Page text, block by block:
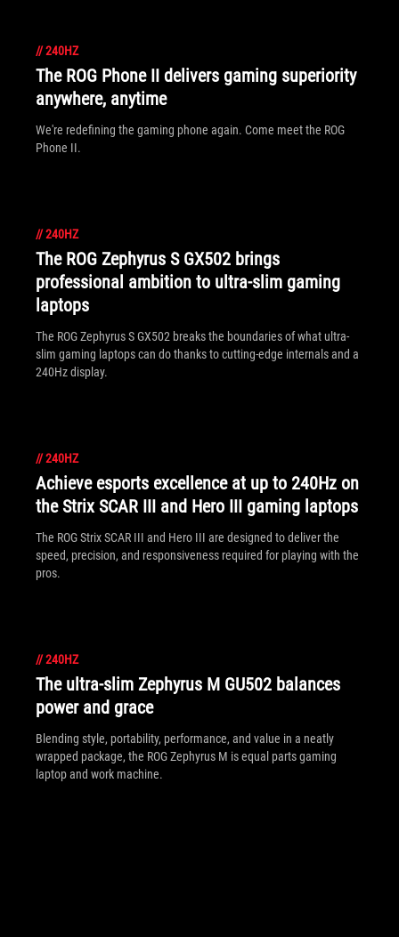
//240HZ
The ROG Phone II delivers gaming superiority
anywhere, anytime
We're redefining the gaming phone again. Come meet the ROG
Phone II.
//240HZ
The ROG Zephyrus S GX502 brings
professional ambition to ultra-slim gaming
laptops
The ROG Zephyrus S GX502 breaks the boundaries of what ultra-
slim gaming laptops can do thanks to cutting-edge internals and a
240Hz display.
//240HZ
Achieve esports excellence at up to 240Hz on
the Strix SCAR III and Hero III gaming laptops
The ROG Strix SCAR III and Hero III are designed to deliver the
speed, precision, and responsiveness required for playing with the
pros.
//240HZ
The ultra-slim Zephyrus M GU502 balances
power and grace
Blending style, portability, performance, and value in a neatly
wrapped package, the ROG Zephyrus M is equal parts gaming
laptop and work machine.